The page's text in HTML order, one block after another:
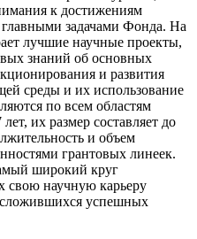
к достижениям
задачами Фонда. На
лучшие научные проекты,
знаний об основных
и развития
среды и их использование
по всем областям
их размер составляет до
и объем
грантовых линеек.
широкий круг
свою научную карьеру
успешных